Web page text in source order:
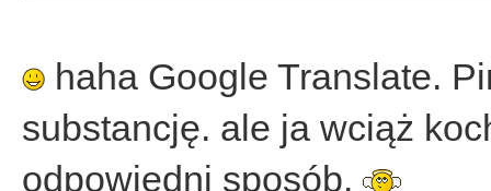
haha Google Translate.
substancję. ale ja wciąż
odpowiedni sposób.